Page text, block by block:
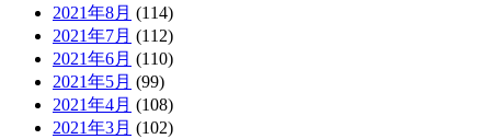
2021年8月 (114)
2021年7月 (112)
2021年6月 (110)
2021年5月 (99)
2021年4月 (108)
2021年3月 (102)